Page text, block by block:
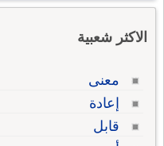
الاكثر شعبية
معنى
إعادة
قابل